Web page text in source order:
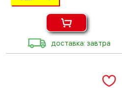
доставка: завтра